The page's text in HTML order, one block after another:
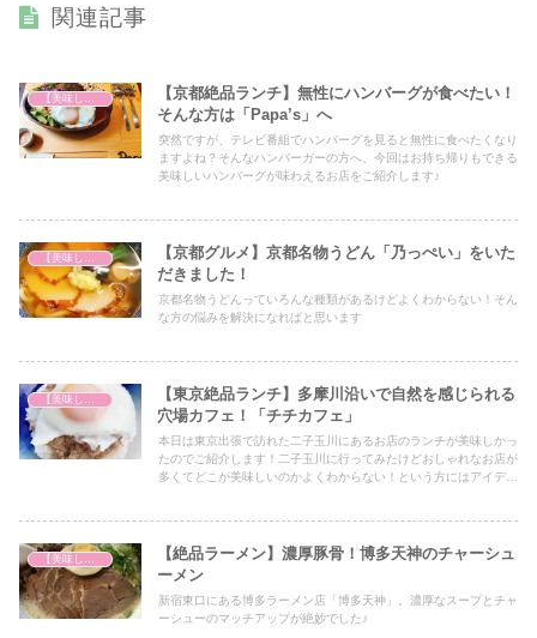
関連記事
【美味しいは正義】
【京都絶品ランチ】無性にハンバーグが食べたい！
そんな方は「Papa’s」へ
突然ですが、テレビ番組でハンバーグを見ると無性に食べたくなり
ますよね？そんなハンバーガーの方へ、今回はお持ち帰りもできる
美味しいハンバーグが味わえるお店をご紹介します♪
【美味しいは正義】
【京都グルメ】京都名物うどん「乃っぺい」をいた
だきました！
京都名物うどんっていろんな種類があるけどよくわからない！そん
な方の悩みを解決になればと思います
【東京絶品ランチ】多摩川沿いで自然を感じられる
穴場カフェ！「チチカフェ」
本日は東京出張で訪れた二子玉川にあるお店のランチが美味しかっ
たのでご紹介します！二子玉川に行ってみたけどおしゃれなお店が
多くてどこが美味しいのかよくわからない！という方にはアイデア
【絶品ラーメン】濃厚豚骨！博多天神のチャーシュ
ーメン
新宿東口にある博多ラーメン店「博多天神」。濃厚なスープとチャ
ーシューのマッチアップが絶妙でした♪